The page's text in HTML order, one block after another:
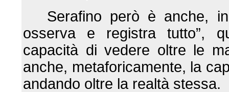
Serafino però è anche,
osserva e registra tutto”,
capacità di vedere oltre le
anche, metaforicamente, la
andando oltre la realtà stessa.